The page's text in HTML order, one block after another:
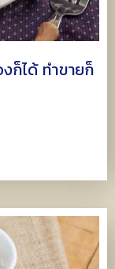
ก็ได้ ทำขายก็